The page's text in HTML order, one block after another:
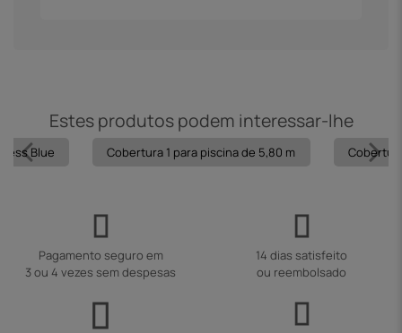
Estes produtos podem interessar-lhe
Blue Cobertura 1 para piscina de 5,80 m
Pagamento seguro em
3 ou 4 vezes sem despesas
14 dias satisfeito
ou reembolsado